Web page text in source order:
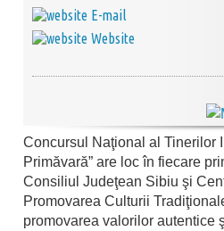
E-mail
Website
Concursul Naţional al Tinerilor
Primăvară” are loc în fiecare
Consiliul Judeţean Sibiu şi
Promovarea Culturii
promovarea valorilor autentice